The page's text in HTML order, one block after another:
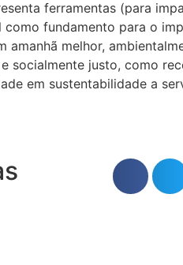
ferramentas (para
fundamento para o
amanhã melhor,
socialmente justo, como
em sustentabilidade a